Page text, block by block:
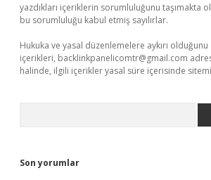
yazdıkları içeriklerin sorumluluğunu taşımakta
bu sorumluluğu kabul etmiş sayılırlar.
Hukuka ve yasal düzenlemelere aykırı
içerikleri, backlinkpanelicomtr@gmail.com
halinde, ilgili içerikler yasal süre içerisinde
Son yorumlar